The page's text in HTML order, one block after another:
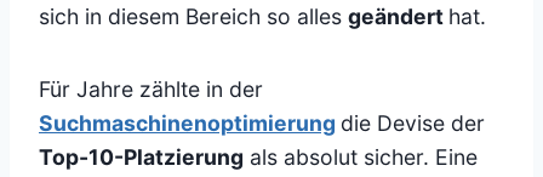
sich in diesem Bereich so alles geändert hat.
Für Jahre zählte in der
Suchmaschinenoptimierung die Devise der
Top-10-Platzierung als absolut sicher. Eine